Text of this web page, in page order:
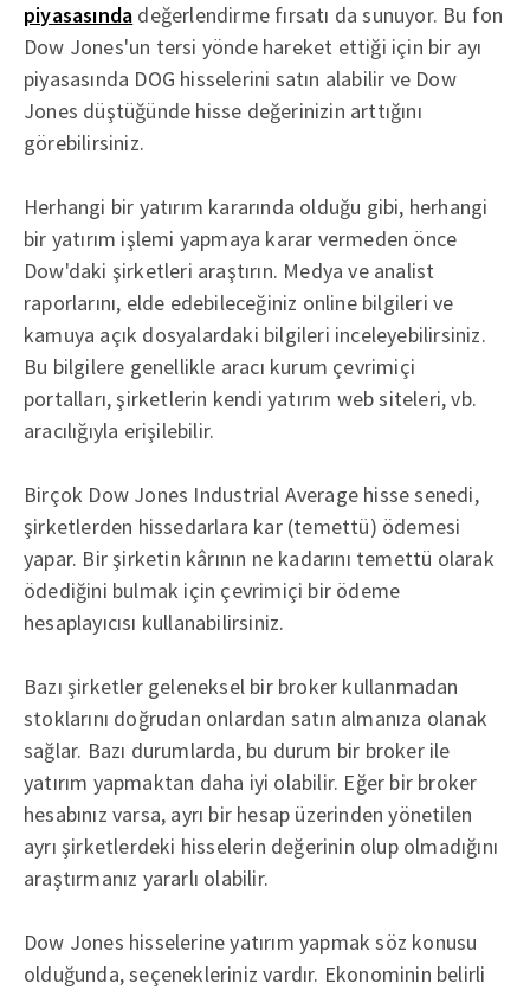
piyasasında değerlendirme fırsatı da sunuyor. Bu fon
Dow Jones'un tersi yönde hareket ettiği için bir ayı
piyasasında DOG hisselerini satın alabilir ve Dow
Jones düştüğünde hisse değerinizin arttığını
görebilirsiniz.
Herhangi bir yatırım kararında olduğu gibi, herhangi
bir yatırım işlemi yapmaya karar vermeden önce
Dow'daki şirketleri araştırın. Medya ve analist
raporlarını, elde edebileceğiniz online bilgileri ve
kamuya açık dosyalardaki bilgileri inceleyebilirsiniz.
Bu bilgilere genellikle aracı kurum çevrimiçi
portalları, şirketlerin kendi yatırım web siteleri, vb.
aracılığıyla erişilebilir.
Birçok Dow Jones Industrial Average hisse senedi,
şirketlerden hissedarlara kar (temettü) ödemesi
yapar. Bir şirketin kârının ne kadarını temettü olarak
ödediğini bulmak için çevrimiçi bir ödeme
hesaplayıcısı kullanabilirsiniz.
Bazı şirketler geleneksel bir broker kullanmadan
stoklarını doğrudan onlardan satın almanıza olanak
sağlar. Bazı durumlarda, bu durum bir broker ile
yatırım yapmaktan daha iyi olabilir. Eğer bir broker
hesabınız varsa, ayrı bir hesap üzerinden yönetilen
ayrı şirketlerdeki hisselerin değerinin olup olmadığını
araştırmanız yararlı olabilir.
Dow Jones hisselerine yatırım yapmak söz konusu
olduğunda, seçenekleriniz vardır. Ekonominin belirli